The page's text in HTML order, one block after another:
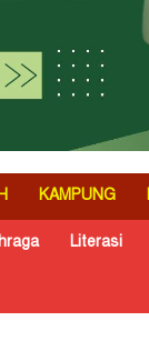
KAMPUNG
Literasi